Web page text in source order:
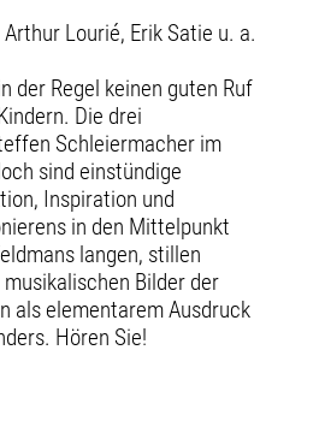
Lourié, Erik Satie u. a.
der Regel keinen guten Ruf
Die drei
Schleiermacher im
sind einstündige
Inspiration und
in den Mittelpunkt
langen, stillen
Bilder der
als elementarem Ausdruck
Hören Sie!